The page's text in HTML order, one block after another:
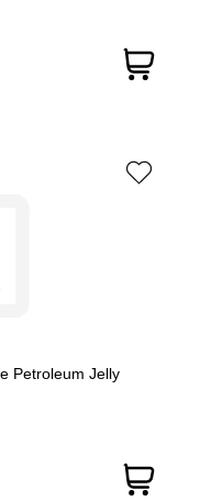
Petroleum Jelly